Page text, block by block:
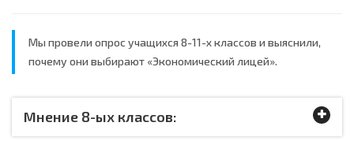
Мы провели опрос учащихся 8-11-х классов и выяснили,
почему они выбирают «Экономический лицей».
Мнение 8-ых классов: